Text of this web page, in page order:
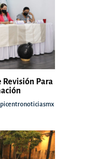
Revisión Para